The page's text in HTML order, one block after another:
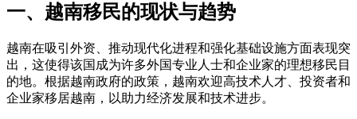
一、越南移民的现状与趋势
越南在吸引外资、推动现代化进程和强化基础设施方面表现突
出，这使得该国成为许多外国专业人士和企业家的理想移民目
的地。根据越南政府的政策，越南欢迎高技术人才、投资者和
企业家移居越南，以助力经济发展和技术进步。